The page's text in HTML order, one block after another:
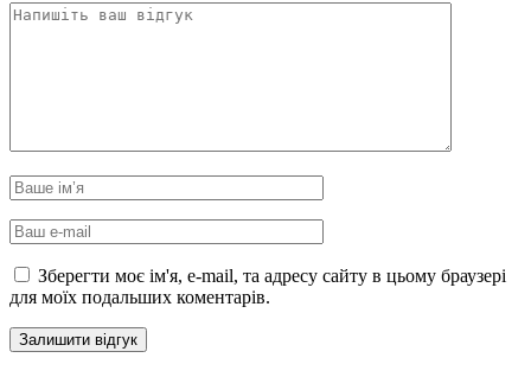
Зберегти моє ім'я, e-mail, та адресу сайту в цьому браузері
для моїх подальших коментарів.